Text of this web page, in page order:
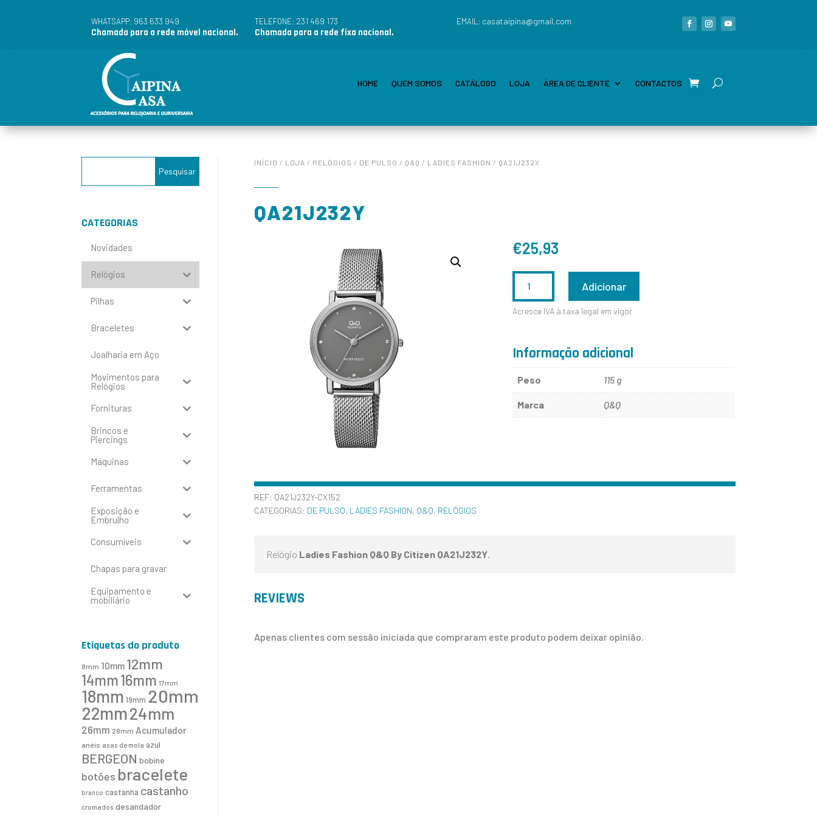
WHATSAPP: 963 633 949
Chamada para a rede móvel nacional.
TELEFONE: 231 469 173
Chamada para a rede fixa nacional.
EMAIL: casataipina@gmail.com
HOME QUEM SOMOS CATÁLOGO LOJA ÁREA DE CLIENTE CONTACTOS
CATEGORIAS
Novidades
Relógios
Pilhas
Braceletes
Joalharia em Aço
Movimentos para
Relógios
Fornituras
Brincos e
Piercings
Máquinas
Ferramentas
Exposição e
Embrulho
Consumíveis
Chapas para gravar
Equipamento e
mobiliário
Etiquetas do produto
8mm 10mm 12mm
14mm16mm 17mm
18mm 19mm 20mm
22mm24mm
26mm 28mm Acumulador
anéis asas de mola azul
BERGEON bobine
botões bracelete
branco castanha castanho
cromados desandador
INÍCIO / LOJA / RELÓGIOS / DE PULSO / Q&Q / LADIES FASHION / QA21J232Y
QA21J232Y
€25,93
QUANTIDADE
DE
Adicionar
Acresce IVA à taxa legal em vigor
Informação adicional
Peso 115 g
Marca Q&Q
REF: QA21J232Y-CX152
CATEGORIAS: DE PULSO, LADIES FASHION, Q&Q, RELÓGIOS
Relógio Ladies Fashion Q&Q By Citizen QA21J232Y.
REVIEWS
Apenas clientes com sessão iniciada que compraram este produto podem deixar opinião.